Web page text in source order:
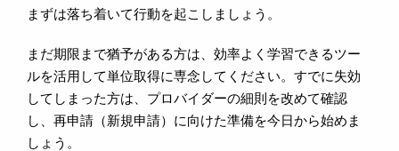
まずは落ち着いて行動を起こしましょう。
まだ期限まで猶予がある方は、効率よく学習できるツー
ルを活用して単位取得に専念してください。すでに失効
してしまった方は、プロバイダーの細則を改めて確認
し、再申請（新規申請）に向けた準備を今日から始めま
しょう。